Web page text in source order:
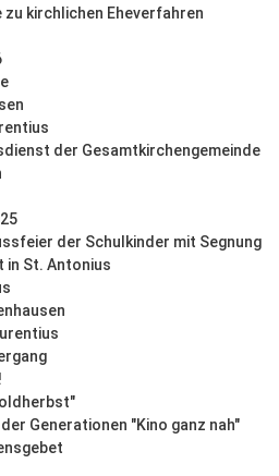
kirchlichen Eheverfahren
der Gesamtkirchengemeinde
der Schulkinder mit Segnung
in St. Antonius
Generationen "Kino ganz nah"